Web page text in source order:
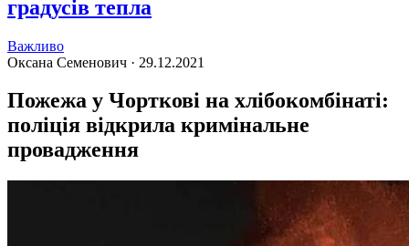
градусів тепла
Важливо
Оксана Семенович · 29.12.2021
Пожежа у Чорткові на хлібокомбінаті:
поліція відкрила кримінальне
провадження